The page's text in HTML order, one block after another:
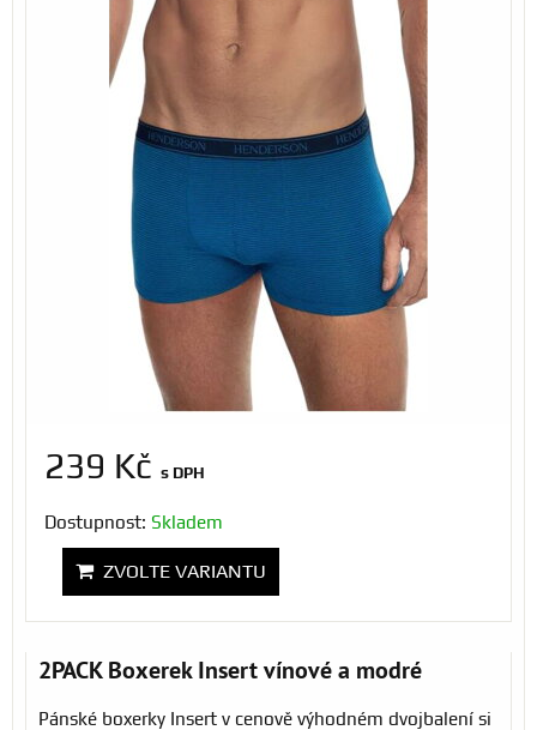
239 Kč s DPH
Dostupnost: Skladem
ZVOLTE VARIANTU
2PACK Boxerek Insert vínové a modré
Pánské boxerky Insert v cenově výhodném dvojbalení si